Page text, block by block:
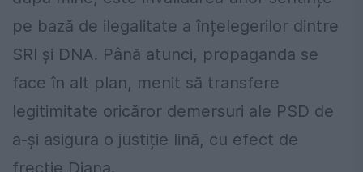
pe bază de ilegalitate a înțelegerilor dintre
SRI și DNA. Până atunci, propaganda se
face în alt plan, menit să transfere
legitimitate oricăror demersuri ale PSD de
a-și asigura o justiție lină, cu efect de
frecție Diana.